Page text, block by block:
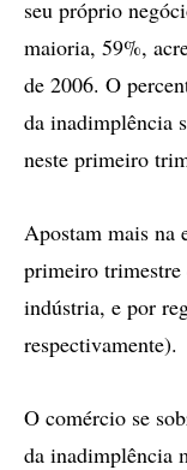
seu próprio
maioria, 59%,
de 2006. O
da inadimplência
neste primeiro
Apostam mais na
primeiro trimestre
indústria, e por
respectivamente).
O comércio se
da inadimplência